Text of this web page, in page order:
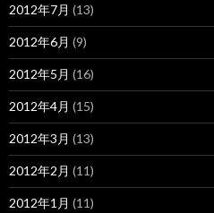
2012年7月 (13)
2012年6月 (9)
2012年5月 (16)
2012年4月 (15)
2012年3月 (13)
2012年2月 (11)
2012年1月 (11)